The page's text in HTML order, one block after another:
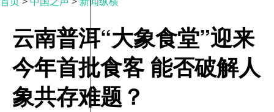
云南普洱“大象食堂”迎来
今年首批食客 能否破解人
象共存难题？